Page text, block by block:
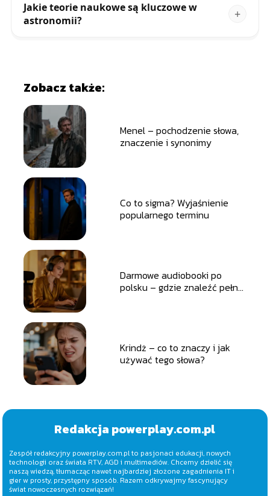
Jakie teorie naukowe są kluczowe w
astronomii?
Zobacz także:
Menel – pochodzenie słowa,
znaczenie i synonimy
Co to sigma? Wyjaśnienie
popularnego terminu
Darmowe audiobooki po
polsku – gdzie znaleźć pełne
Krindż – co to znaczy i jak
używać tego słowa?
Redakcja powerplay.com.pl
Zespół redakcyjny powerplay.com.pl to pasjonaci edukacji, nowych
technologii oraz świata RTV, AGD i multimediów. Chcemy dzielić się
naszą wiedzą, tłumacząc nawet najbardziej złożone zagadnienia IT i
gier w prosty, przystępny sposób. Razem odkrywajmy fascynujący
świat nowoczesnych rozwiązań!